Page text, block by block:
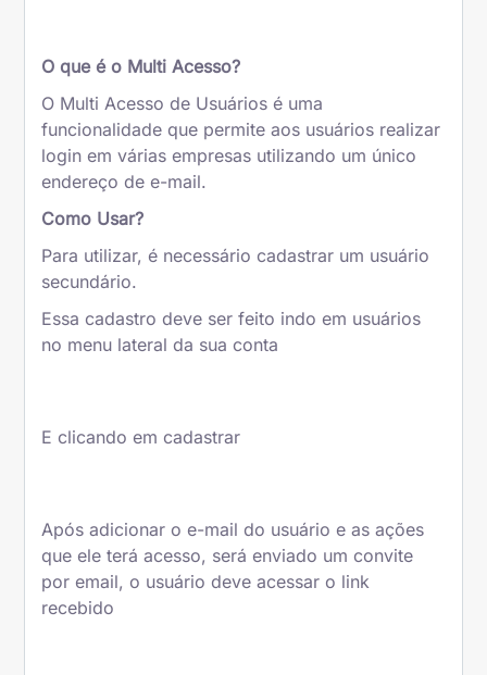
O que é o Multi Acesso?
O Multi Acesso de Usuários é uma
funcionalidade que permite aos usuários realizar
login em várias empresas utilizando um único
endereço de e-mail.
Como Usar?
Para utilizar, é necessário cadastrar um usuário
secundário.
Essa cadastro deve ser feito indo em usuários
no menu lateral da sua conta
E clicando em cadastrar
Após adicionar o e-mail do usuário e as ações
que ele terá acesso, será enviado um convite
por email, o usuário deve acessar o link
recebido